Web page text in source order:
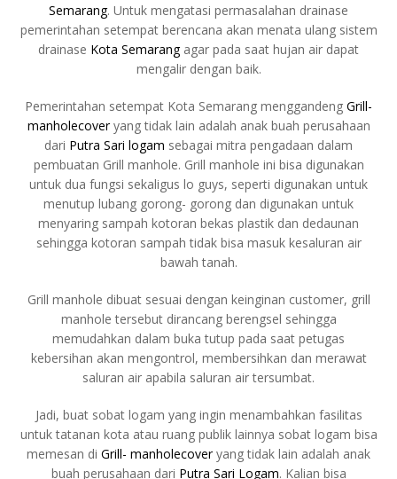
Semarang. Untuk mengatasi permasalahan drainase
pemerintahan setempat berencana akan menata ulang sistem
drainase Kota Semarangagar pada saat hujan air dapat
mengalir dengan baik.
Pemerintahan setempat Kota Semarang menggandeng Grill-
manholecoveryang tidak lain adalah anak buah perusahaan
dari Putra Sari logam sebagai mitra pengadaan dalam
pembuatan Grill manhole. Grill manhole ini bisa digunakan
untuk dua fungsi sekaligus lo guys, seperti digunakan untuk
menutup lubang gorong- gorong dan digunakan untuk
menyaring sampah kotoran bekas plastik dan dedaunan
sehingga kotoran sampah tidak bisa masuk kesaluran air
bawah tanah.
Grill manhole dibuat sesuai dengan keinginan customer, grill
manhole tersebut dirancang berengsel sehingga
memudahkan dalam buka tutup pada saat petugas
kebersihan akan mengontrol, membersihkan dan merawat
saluran air apabila saluran air tersumbat.
Jadi, buat sobat logam yang ingin menambahkan fasilitas
untuk tatanan kota atau ruang publik lainnya sobat logam bisa
memesan di Grill- manholecoveryang tidak lain adalah anak
buah perusahaan dari Putra Sari Logam. Kalian bisa